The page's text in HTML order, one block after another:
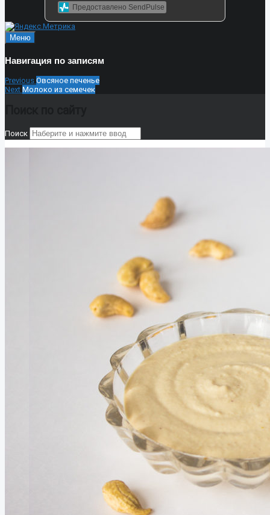
Предоставлено SendPulse
Меню
Навигация по записям
Previous Овсяное печенье
Next Молоко из семечек
Поиск